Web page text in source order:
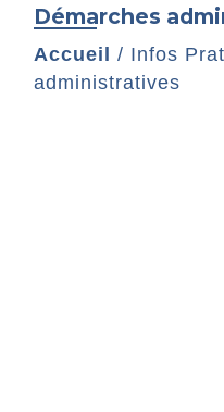
Démarches
Accueil / Infos
administratives